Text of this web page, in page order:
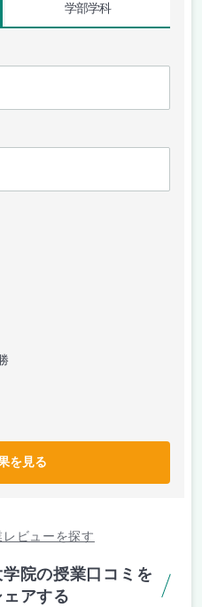
学部学科
を見る
ビューを探す
院の授業口コミを
アする